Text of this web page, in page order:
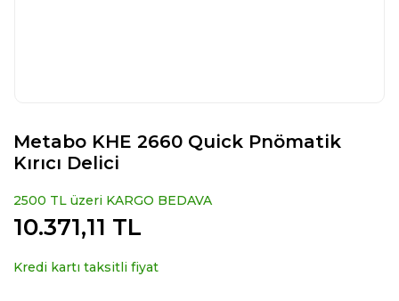
Metabo KHE 2660 Quick Pnömatik
Kırıcı Delici
2500 TL üzeri KARGO BEDAVA
10.371,11 TL
Kredi kartı taksitli fiyat